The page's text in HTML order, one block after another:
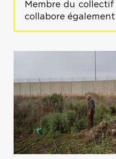
Membre du
collabore également